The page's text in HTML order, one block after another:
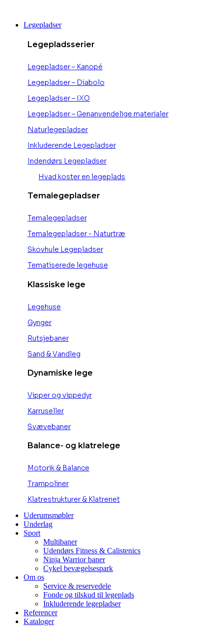
indholdLegepladser
Legepladsserier
Legepladser – Kanopé
Legepladser – Diabolo
Legepladser – IXO
Legepladser – Genanvendelige materialer
Naturlegepladser
Inkluderende Legepladser
Indendørs Legepladser
Hvad koster en legeplads
Temalegepladser
Temalegepladser
Temalegepladser - Naturtræ
Skovhule Legepladser
Tematiserede legehuse
Klassiske lege
Legehuse
Gynger
Rutsjebaner
Sand & Vandleg
Dynamiske lege
Vipper og vippedyr
Karruseller
Svævebaner
Balance- og klatrelege
Motorik & Balance
Trampoliner
Klatrestrukturer & Klatrenet
Uderumsmøbler
Underlag
Sport
Multibaner
Udendørs Fitness & Calistenics
Ninja Warrior baner
Cykel bevægelsespark
Om os
Service & reservedele
Fonde og tilskud til legeplads
Inkluderende legepladser
Referencer
Kataloger